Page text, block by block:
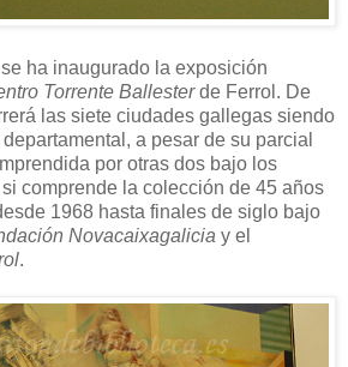
ha inaugurado la exposición
Torrente Ballesterde Ferrol. De
las siete ciudades gallegas siendo
a pesar de su parcial
por otras dos bajo los
comprende la colección de 45 años
1968 hasta finales de siglo bajo
Novacaixagalicia y el
.